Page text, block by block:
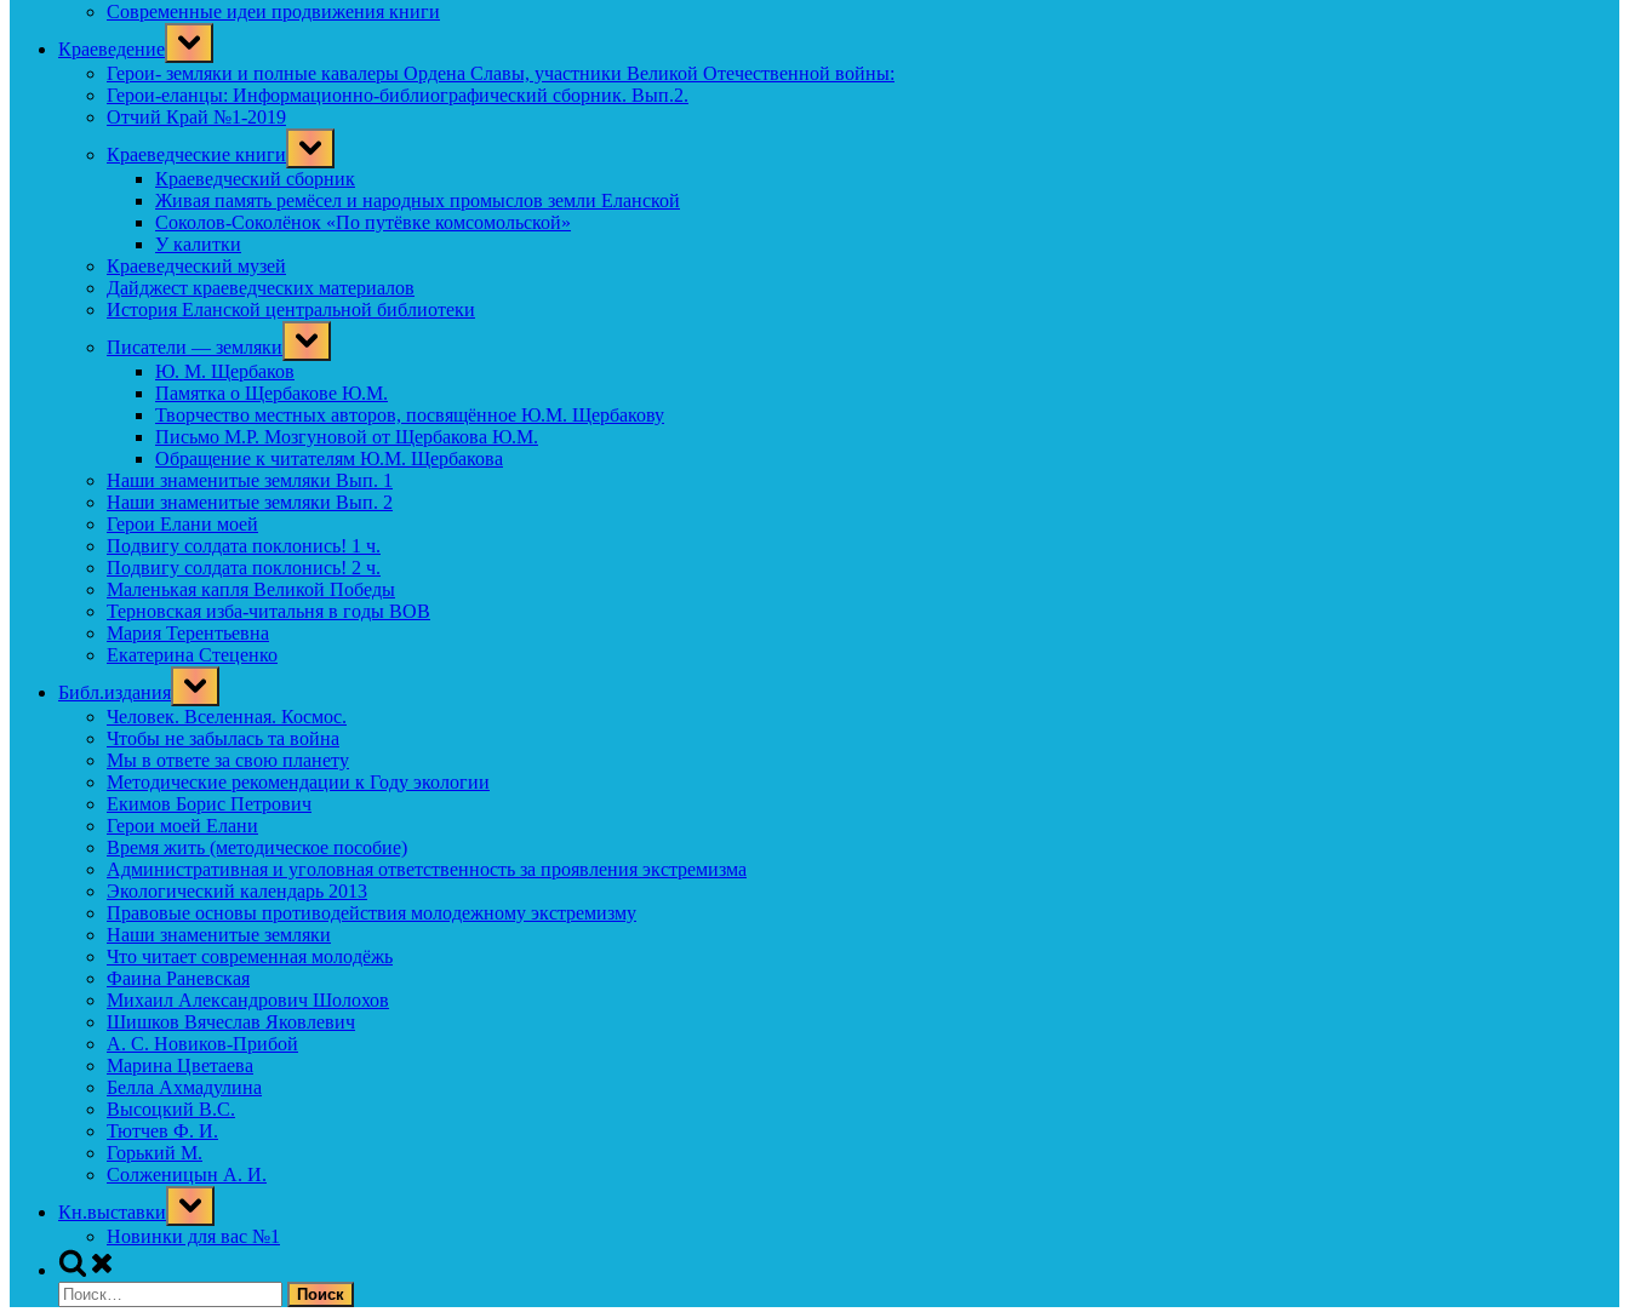
Современные идеи продвижения книги
Краеведение
Toggle
sub-
menu
Герои- земляки и полные кавалеры Ордена Славы, участники Великой Отечественной войны:
Герои-еланцы: Информационно-библиографический сборник. Вып.2.
Отчий Край №1-2019
Краеведческие книги
Toggle
sub-
menu
Краеведческий сборник
Живая память ремёсел и народных промыслов земли Еланской
Соколов-Соколёнок «По путёвке комсомольской»
У калитки
Краеведческий музей
Дайджест краеведческих материалов
История Еланской центральной библиотеки
Писатели — земляки
Toggle
sub-
menu
Ю. М. Щербаков
Памятка о Щербакове Ю.М.
Творчество местных авторов, посвящённое Ю.М. Щербакову
Письмо М.Р. Мозгуновой от Щербакова Ю.М.
Обращение к читателям Ю.М. Щербакова
Наши знаменитые земляки Вып. 1
Наши знаменитые земляки Вып. 2
Герои Елани моей
Подвигу солдата поклонись! 1 ч.
Подвигу солдата поклонись! 2 ч.
Маленькая капля Великой Победы
Терновская изба-читальня в годы ВОВ
Мария Терентьевна
Екатерина Стеценко
Библ.издания
Toggle
sub-
menu
Человек. Вселенная. Космос.
Чтобы не забылась та война
Мы в ответе за свою планету
Методические рекомендации к Году экологии
Екимов Борис Петрович
Герои моей Елани
Время жить (методическое пособие)
Административная и уголовная ответственность за проявления экстремизма
Экологический календарь 2013
Правовые основы противодействия молодежному экстремизму
Наши знаменитые земляки
Что читает современная молодёжь
Фаина Раневская
Михаил Александрович Шолохов
Шишков Вячеслав Яковлевич
А. С. Новиков-Прибой
Марина Цветаева
Белла Ахмадулина
Высоцкий В.С.
Тютчев Ф. И.
Горький М.
Солженицын А. И.
Кн.выставки
Toggle
sub-
menu
Новинки для вас №1
Toggle
search
form
Найти: